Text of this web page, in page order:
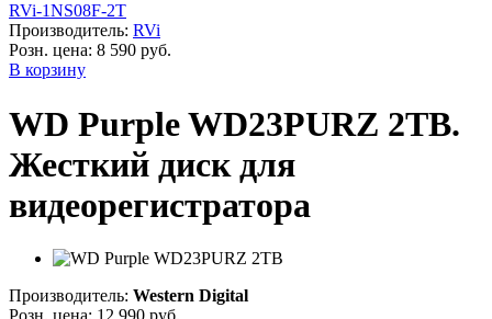
RVi-1NS08F-2T
Производитель: RVi
Розн. цена: 8 590 руб.
В корзину
WD Purple WD23PURZ 2TB.
Жесткий диск для
видеорегистратора
Производитель: Western Digital
Розн. цена: 12 990 руб.